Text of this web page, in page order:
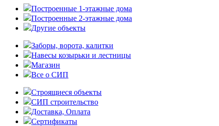
Построенные 1-этажные дома
Построенные 2-этажные дома
Другие объекты
Заборы, ворота, калитки
Навесы козырьки и лестницы
Магазин
Все о СИП
Строящиеся объекты
СИП строительство
Доставка, Оплата
Cертификаты